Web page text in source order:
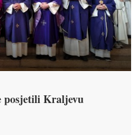
posjetili Kraljevu